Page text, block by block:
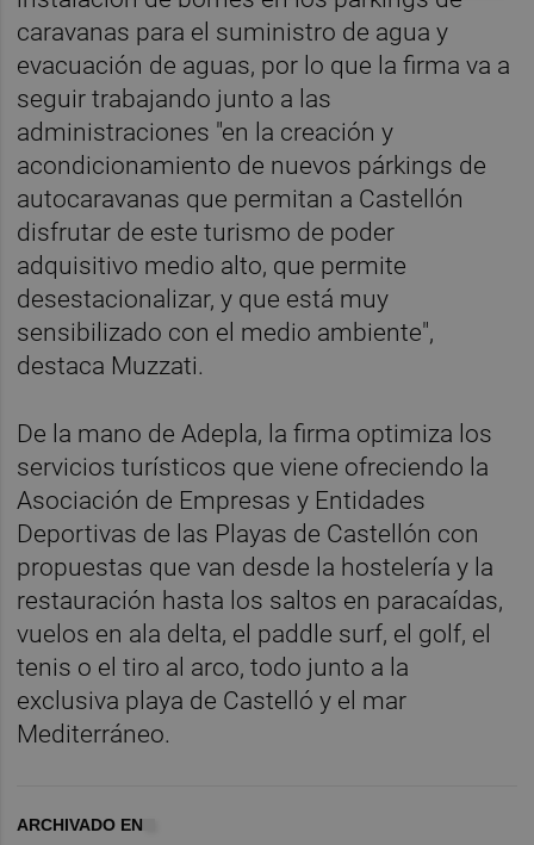
caravanas para el suministro de agua y
evacuación de aguas, por lo que la firma va a
seguir trabajando junto a las
administraciones "en la creación y
acondicionamiento de nuevos párkings de
autocaravanas que permitan a Castellón
disfrutar de este turismo de poder
adquisitivo medio alto, que permite
desestacionalizar, y que está muy
sensibilizado con el medio ambiente",
destaca Muzzati.
De la mano de Adepla, la firma optimiza los
servicios turísticos que viene ofreciendo la
Asociación de Empresas y Entidades
Deportivas de las Playas de Castellón con
propuestas que van desde la hostelería y la
restauración hasta los saltos en paracaídas,
vuelos en ala delta, el paddle surf, el golf, el
tenis o el tiro al arco, todo junto a la
exclusiva playa de Castelló y el mar
Mediterráneo.
ARCHIVADO EN